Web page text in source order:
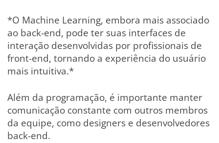
*O Machine Learning, embora mais associado
ao back-end, pode ter suas interfaces de
interação desenvolvidas por profissionais de
front-end, tornando a experiência do usuário
mais intuitiva.*
Além da programação, é importante manter
comunicação constante com outros membros
da equipe, como designers e desenvolvedores
back-end.